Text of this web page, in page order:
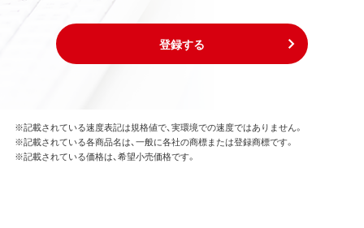
登録する
※記載されている速度表記は規格値で、実環境での速度ではありません。
※記載されている各商品名は、一般に各社の商標または登録商標です。
※記載されている価格は、希望小売価格です。